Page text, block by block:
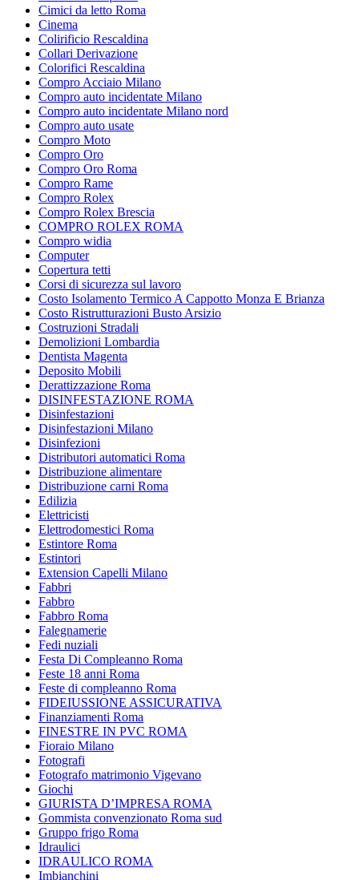
Cimici da letto Roma
Cinema
Colirificio Rescaldina
Collari Derivazione
Colorifici Rescaldina
Compro Acciaio Milano
Compro auto incidentate Milano
Compro auto incidentate Milano nord
Compro auto usate
Compro Moto
Compro Oro
Compro Oro Roma
Compro Rame
Compro Rolex
Compro Rolex Brescia
COMPRO ROLEX ROMA
Compro widia
Computer
Copertura tetti
Corsi di sicurezza sul lavoro
Costo Isolamento Termico A Cappotto Monza E Brianza
Costo Ristrutturazioni Busto Arsizio
Costruzioni Stradali
Demolizioni Lombardia
Dentista Magenta
Deposito Mobili
Derattizzazione Roma
DISINFESTAZIONE ROMA
Disinfestazioni
Disinfestazioni Milano
Disinfezioni
Distributori automatici Roma
Distribuzione alimentare
Distribuzione carni Roma
Edilizia
Elettricisti
Elettrodomestici Roma
Estintore Roma
Estintori
Extension Capelli Milano
Fabbri
Fabbro
Fabbro Roma
Falegnamerie
Fedi nuziali
Festa Di Compleanno Roma
Feste 18 anni Roma
Feste di compleanno Roma
FIDEIUSSIONE ASSICURATIVA
Finanziamenti Roma
FINESTRE IN PVC ROMA
Fioraio Milano
Fotografi
Fotografo matrimonio Vigevano
Giochi
GIURISTA D’IMPRESA ROMA
Gommista convenzionato Roma sud
Gruppo frigo Roma
Idraulici
IDRAULICO ROMA
Imbianchini